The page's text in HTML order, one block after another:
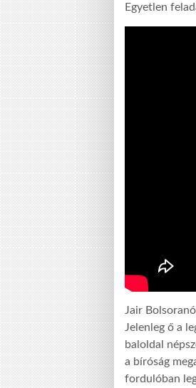
Egyetlen
Jair
Jelenleg ő a
baloldal
a bíróság
fordulóban